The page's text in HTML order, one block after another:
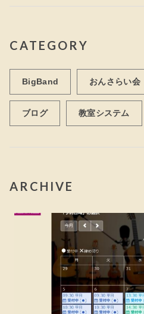
CATEGORY
BigBand おんさらい会
ブログ 教室システム
ARCHIVE